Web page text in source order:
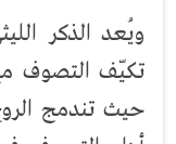
ويُعد الذكر
تكيّف التصوف
حيث تندمج